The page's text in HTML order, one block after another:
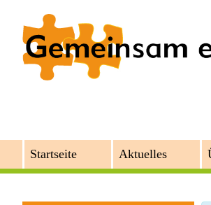
Startseite Aktuelles